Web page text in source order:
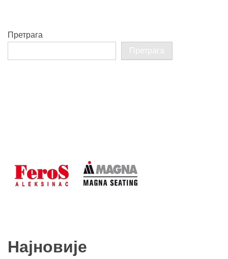
Претрага
Претрага
Најновије